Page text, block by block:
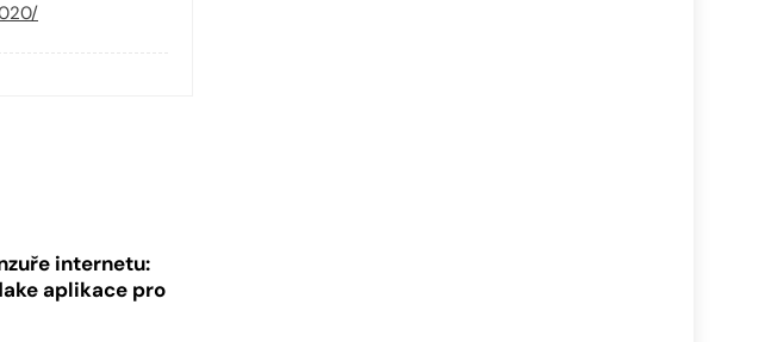
internetu:
aplikace pro